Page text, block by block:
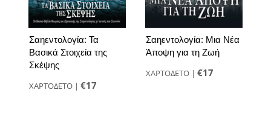
Σαηεντολογία: Τα
Βασικά Στοιχεία της
Σκέψης
ΧΑΡΤΟΔΕΤΟ| €17
Σαηεντολογία: Μια Νέα
Άποψη για τη Ζωή
ΧΑΡΤΟΔΕΤΟ| €17